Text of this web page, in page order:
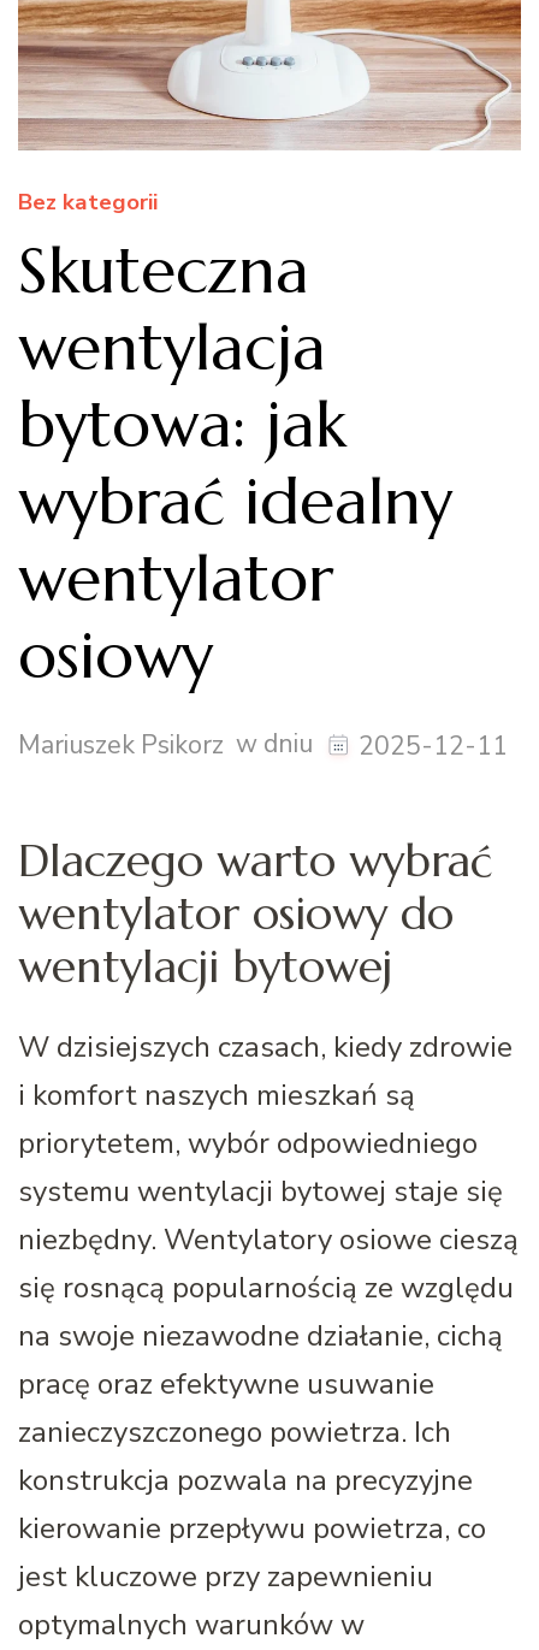
Bez kategorii
Skuteczna
wentylacja
bytowa: jak
wybrać idealny
wentylator
osiowy
Mariuszek Psikorz w dniu 2025-12-11
Dlaczego warto wybrać
wentylator osiowy do
wentylacji bytowej
W dzisiejszych czasach, kiedy zdrowie
i komfort naszych mieszkań są
priorytetem, wybór odpowiedniego
systemu wentylacji bytowej staje się
niezbędny. Wentylatory osiowe cieszą
się rosnącą popularnością ze względu
na swoje niezawodne działanie, cichą
pracę oraz efektywne usuwanie
zanieczyszczonego powietrza. Ich
konstrukcja pozwala na precyzyjne
kierowanie przepływu powietrza, co
jest kluczowe przy zapewnieniu
optymalnych warunków w